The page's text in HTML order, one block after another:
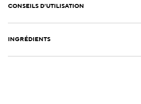
CONSEILS D'UTILISATION
INGRÉDIENTS